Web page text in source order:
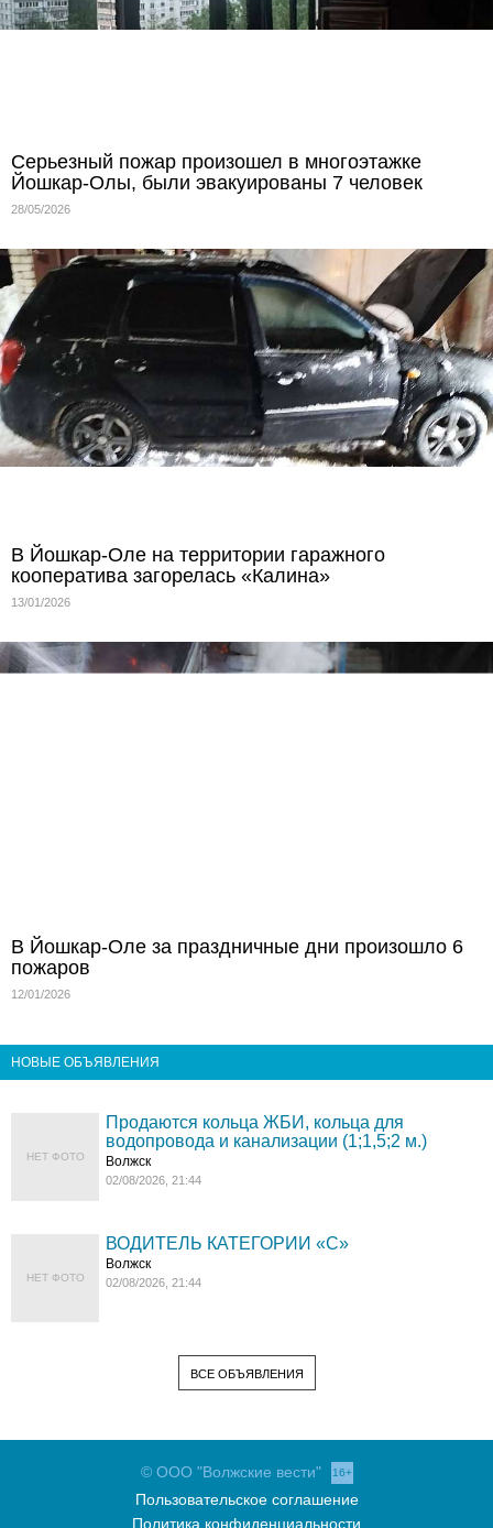
Серьезный пожар произошел в многоэтажке
Йошкар-Олы, были эвакуированы 7 человек
28/05/2026
В Йошкар-Оле на территории гаражного
кооператива загорелась «Калина»
13/01/2026
В Йошкар-Оле за праздничные дни произошло 6
пожаров
12/01/2026
НОВЫЕ ОБЪЯВЛЕНИЯ
НЕТ ФОТО
Продаются кольца ЖБИ, кольца для
водопровода и канализации (1;1,5;2 м.)
Волжск
02/08/2026, 21:44
НЕТ ФОТО
ВОДИТЕЛЬ КАТЕГОРИИ «C»
Волжск
02/08/2026, 21:44
ВСЕ ОБЪЯВЛЕНИЯ
© ООО "Волжские вести" 16+
Пользовательское соглашение
Политика конфиденциальности